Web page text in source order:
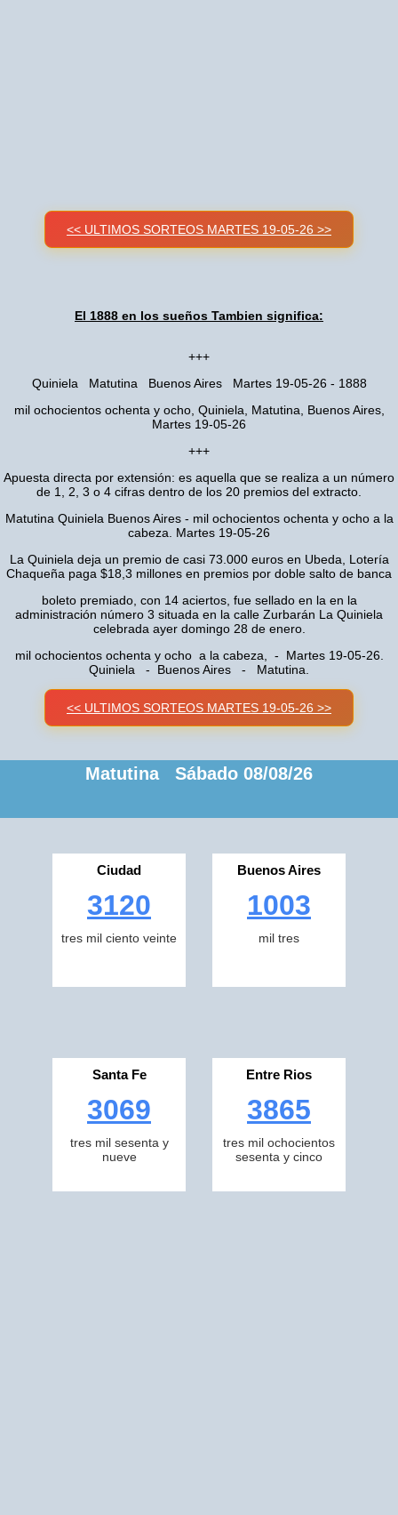
<< ULTIMOS SORTEOS MARTES 19-05-26 >>
El 1888 en los sueños Tambien significa:
+++
Quiniela Matutina Buenos Aires Martes 19-05-26 - 1888
mil ochocientos ochenta y ocho, Quiniela, Matutina, Buenos Aires,
Martes 19-05-26
+++
Apuesta directa por extensión: es aquella que se realiza a un número
de 1, 2, 3 o 4 cifras dentro de los 20 premios del extracto.
Matutina Quiniela Buenos Aires - mil ochocientos ochenta y ocho a la
cabeza. Martes 19-05-26
La Quiniela deja un premio de casi 73.000 euros en Ubeda, Lotería
Chaqueña paga $18,3 millones en premios por doble salto de banca
boleto premiado, con 14 aciertos, fue sellado en la en la
administración número 3 situada en la calle Zurbarán La Quiniela
celebrada ayer domingo 28 de enero.
mil ochocientos ochenta y ocho a la cabeza, - Martes 19-05-26.
Quiniela - Buenos Aires - Matutina.
<< ULTIMOS SORTEOS MARTES 19-05-26 >>
Matutina Sábado 08/08/26
Ciudad
3120
tres mil ciento veinte
Buenos Aires
1003
mil tres
Santa Fe
3069
tres mil sesenta y
nueve
Entre Rios
3865
tres mil ochocientos
sesenta y cinco